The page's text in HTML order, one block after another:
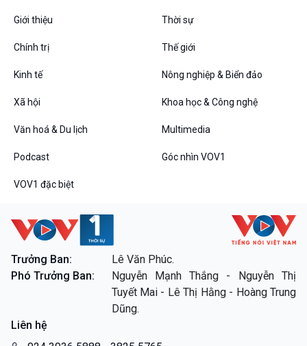
Góc nhìn VOV1
10 phút Sự kiện - Luận bàn
Dòng chảy sự kiện
Đối thoại
Chuyện đêm
VOV1 đặc biệt
Thanh âm ký sự
Chân dung cuộc sống
Các chương trình đặc biệt
Giới thiệu Thời sự
Chính trị Thế giới
Kinh tế Nông nghiệp & Biển đảo
Xã hội Khoa học & Công nghệ
Văn hoá & Du lịch Multimedia
Podcast Góc nhìn VOV1
VOV1 đặc biệt
Trưởng Ban:
Lê Văn Phúc.
Phó Trưởng Ban:
Nguyễn Mạnh Thắng - Nguyễn Thị
Tuyết Mai - Lê Thị Hằng - Hoàng Trung
Dũng.
Liên hệ